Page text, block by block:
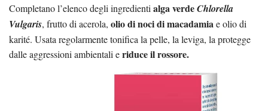
Completano l’elenco degli ingredienti alga verdeChlorella
Vulgaris, frutto di acerola, olio di noci di macadamiae olio di
karité. Usata regolarmente tonifica la pelle, la leviga, la protegge
dalle aggressioni ambientali eriduce il rossore.